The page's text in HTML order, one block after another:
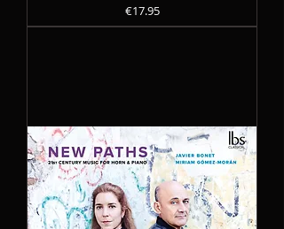
Precio
€17.95